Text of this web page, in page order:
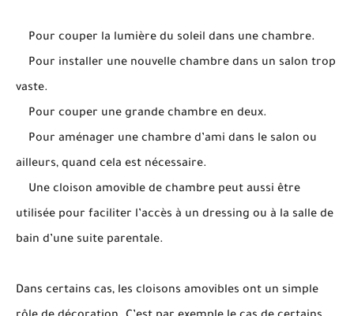
Pour couper la lumière du soleil dans une chambre.
Pour installer une nouvelle chambre dans un salon trop
vaste.
Pour couper une grande chambre en deux.
Pour aménager une chambre d’ami dans le salon ou
ailleurs, quand cela est nécessaire.
Une cloison amovible de chambre peut aussi être
utilisée pour faciliter l’accès à un dressing ou à la salle de
bain d’une suite parentale.
Dans certains cas, les cloisons amovibles ont un simple